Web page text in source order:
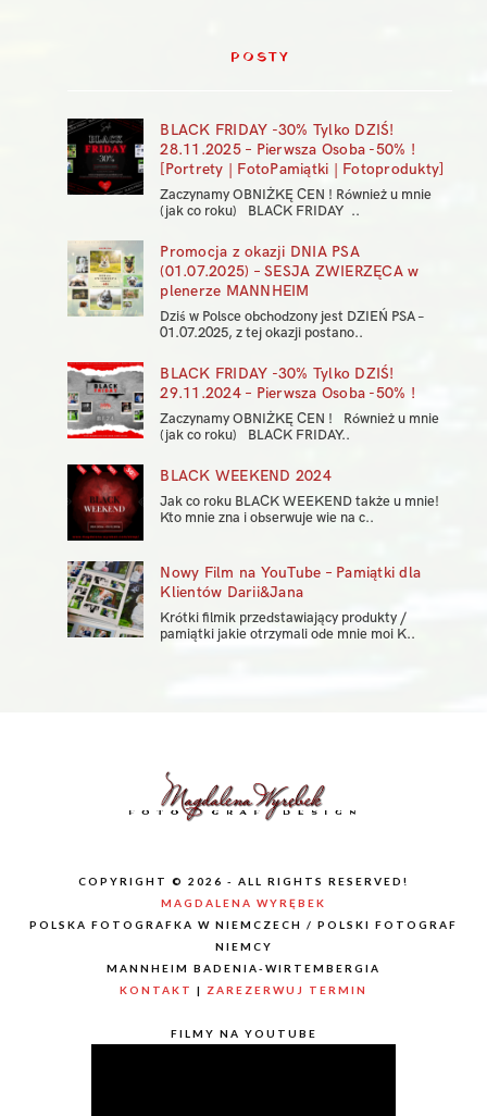
POSTY
BLACK FRIDAY -30% Tylko DZIŚ!
28.11.2025 – Pierwsza Osoba -50% !
[Portrety | FotoPamiątki | Fotoprodukty]
Zaczynamy OBNIŻKĘ CEN ! Również u mnie
(jak co roku) BLACK FRIDAY ..
Promocja z okazji DNIA PSA
(01.07.2025) – SESJA ZWIERZĘCA w
plenerze MANNHEIM
Dziś w Polsce obchodzony jest DZIEŃ PSA –
01.07.2025, z tej okazji postano..
BLACK FRIDAY -30% Tylko DZIŚ!
29.11.2024 – Pierwsza Osoba -50% !
Zaczynamy OBNIŻKĘ CEN ! Również u mnie
(jak co roku) BLACK FRIDAY..
BLACK WEEKEND 2024
Jak co roku BLACK WEEKEND także u mnie!
Kto mnie zna i obserwuje wie na c..
Nowy Film na YouTube – Pamiątki dla
Klientów Darii&Jana
Krótki filmik przedstawiający produkty /
pamiątki jakie otrzymali ode mnie moi K..
COPYRIGHT © 2026 - ALL RIGHTS RESERVED!
MAGDALENA WYRĘBEK
POLSKA FOTOGRAFKA W NIEMCZECH / POLSKI FOTOGRAF
NIEMCY
MANNHEIM BADENIA-WIRTEMBERGIA
KONTAKT | ZAREZERWUJ TERMIN
FILMY NA YOUTUBE